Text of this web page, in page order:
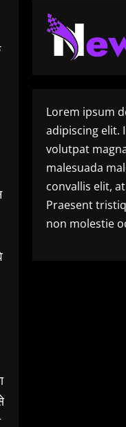
Lorem ipsum
adipiscing elit.
volutpat
malesuada
convallis elit,
Praesent
non molestie